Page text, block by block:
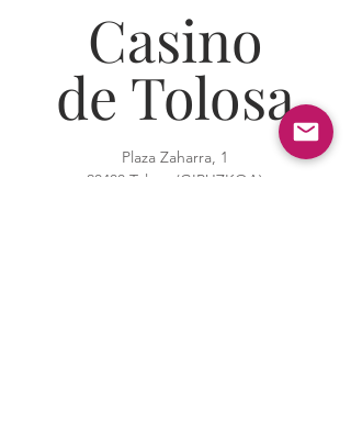
Casino
de Tolosa
Plaza Zaharra, 1
20400 Tolosa (GIPUZKOA)